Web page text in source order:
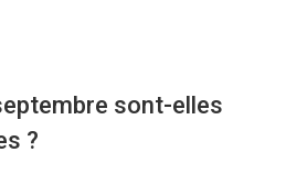
sont-elles
?